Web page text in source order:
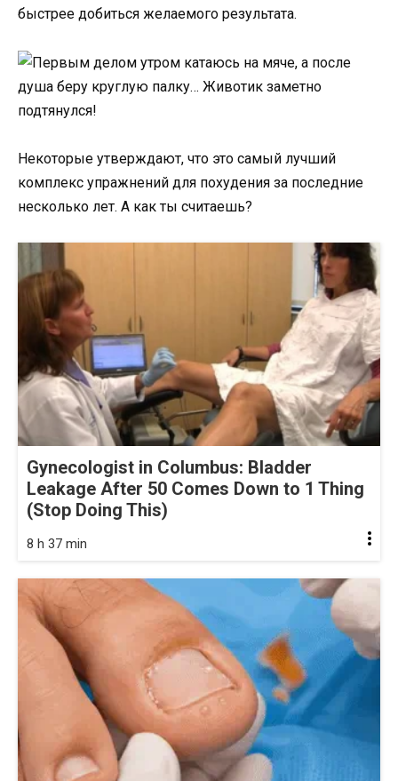
быстрее добиться желаемого результата.
Некоторые утверждают, что это самый лучший
комплекс упражнений для похудения за последние
несколько лет. А как ты считаешь?
Gynecologist in Columbus: Bladder
Leakage After 50 Comes Down to 1 Thing
(Stop Doing This)
8 h 37 min